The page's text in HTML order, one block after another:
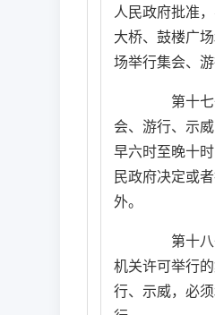
人民政府批准
大桥、鼓楼广
场举行集会、游
第十七
会、游行、示
早六时至晚十
民政府决定或
外。
第十八
机关许可举行
行、示威，必